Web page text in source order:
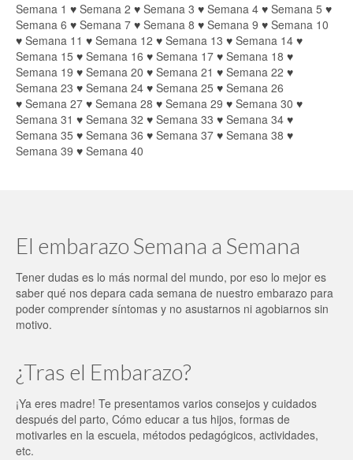
Semana 1 ♥ Semana 2 ♥ Semana 3 ♥ Semana 4 ♥ Semana 5 ♥
Semana 6 ♥ Semana 7 ♥ Semana 8 ♥ Semana 9 ♥ Semana 10
♥ Semana 11 ♥ Semana 12 ♥ Semana 13 ♥ Semana 14 ♥
Semana 15 ♥ Semana 16 ♥ Semana 17 ♥ Semana 18 ♥
Semana 19 ♥ Semana 20 ♥ Semana 21 ♥ Semana 22 ♥
Semana 23 ♥ Semana 24 ♥ Semana 25 ♥ Semana 26
♥ Semana 27 ♥ Semana 28 ♥ Semana 29 ♥ Semana 30 ♥
Semana 31 ♥ Semana 32 ♥ Semana 33 ♥ Semana 34 ♥
Semana 35 ♥ Semana 36 ♥ Semana 37 ♥ Semana 38 ♥
Semana 39 ♥ Semana 40
El embarazo Semana a Semana
Tener dudas es lo más normal del mundo, por eso lo mejor es
saber qué nos depara cada semana de nuestro embarazo para
poder comprender síntomas y no asustarnos ni agobiarnos sin
motivo.
¿Tras el Embarazo?
¡Ya eres madre! Te presentamos varios consejos y cuidados
después del parto, Cómo educar a tus hijos, formas de
motivarles en la escuela, métodos pedagógicos, actividades,
etc.